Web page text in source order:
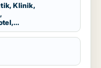
Klinik,